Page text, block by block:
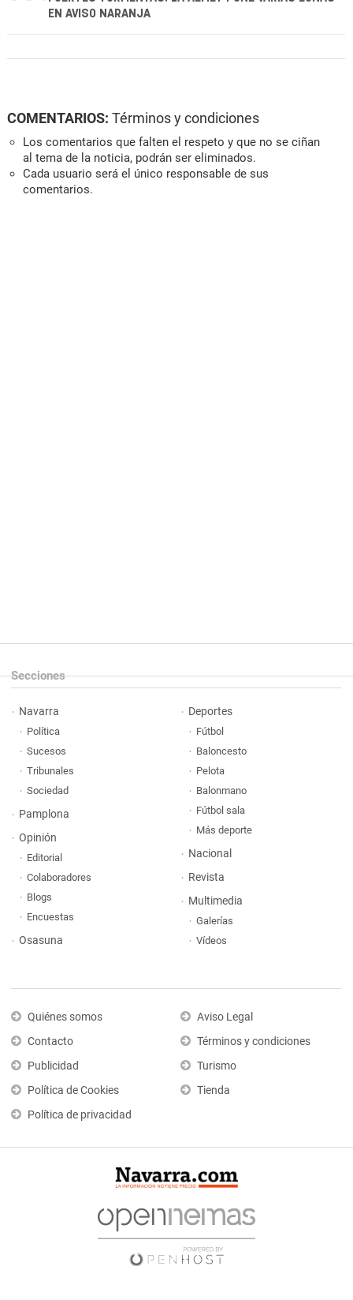
EN AVISO NARANJA
COMENTARIOS: Términos y condiciones
Los comentarios que falten el respeto y que no se ciñan
al tema de la noticia, podrán ser eliminados.
Cada usuario será el único responsable de sus
comentarios.
Secciones
Navarra
Política
Sucesos
Tribunales
Sociedad
Pamplona
Opinión
Editorial
Colaboradores
Blogs
Encuestas
Osasuna
Deportes
Fútbol
Baloncesto
Pelota
Balonmano
Fútbol sala
Más deporte
Nacional
Revista
Multimedia
Galerías
Vídeos
Quiénes somos
Contacto
Publicidad
Política de Cookies
Política de privacidad
Aviso Legal
Términos y condiciones
Turismo
Tienda